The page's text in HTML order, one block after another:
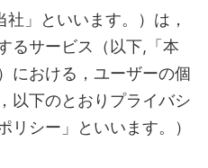
」といいます。）は，
るサービス（以下,「本
における，ユーザーの個
以下のとおりプライバシ
リシー」といいます。）